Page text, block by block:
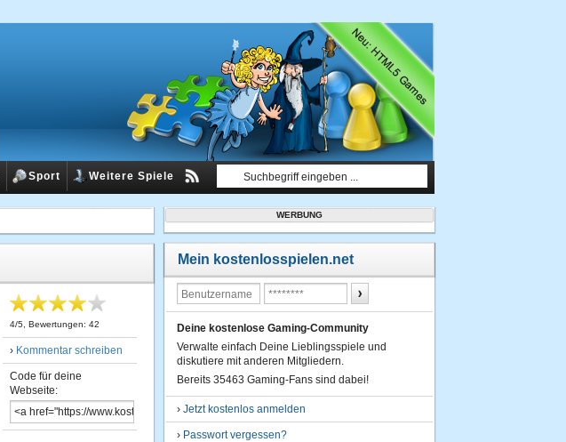
Sport Weitere Spiele
4/5 , Bewertungen: 42
› Kommentar schreiben
Code für deine
Webseite:
WERBUNG
Mein kostenlosspielen.net
Deine kostenlose Gaming-Community
Verwalte einfach Deine Lieblingsspiele und
diskutiere mit anderen Mitgliedern.
Bereits 35463 Gaming-Fans sind dabei!
› Jetzt kostenlos anmelden
› Passwort vergessen?